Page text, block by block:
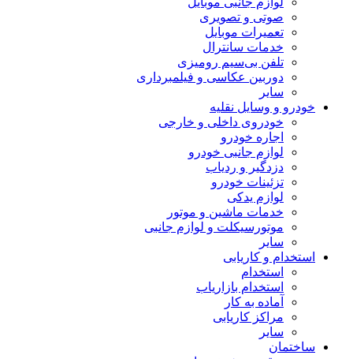
صوتی و تصویری
تعمیرات موبایل
خدمات سانترال
تلفن بی‌سیم رومیزی
دوربین عکاسی و فیلمبرداری
سایر
خودرو و وسایل نقلیه
خودروی داخلی و خارجی
اجاره خودرو
لوازم جانبی خودرو
دزدگیر و ردیاب
تزئینات خودرو
لوازم یدکی
خدمات ماشین و موتور
موتورسیکلت و لوازم جانبی
سایر
استخدام و کاریابی
استخدام
استخدام بازاریاب
آماده به کار
مراکز کاریابی
سایر
ساختمان